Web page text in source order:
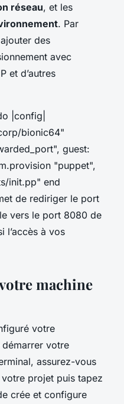
réseau, et les
. Par
des
avec
et d’autres
|config|
bionic64"
guest:
"puppet",
init.pp" end
de rediriger le port
vers le port 8080 de
l’accès à vos
machine
votre
votre
assurez-vous
projet puis tapez
crée et configure